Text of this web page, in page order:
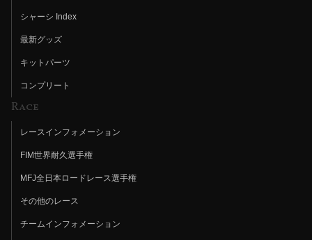
シャーシ Index
最新グッズ
キットパーツ
コンプリート
Race
レースインフォメーション
FIM世界耐久選手権
MFJ全日本ロードレース選手権
その他のレース
チームインフォメーション